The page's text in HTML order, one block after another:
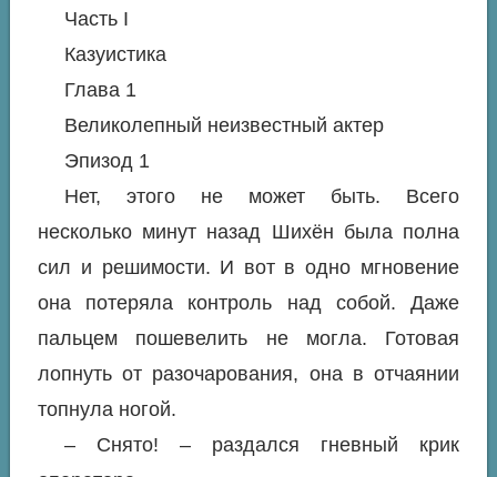
Часть I
Казуистика
Глава 1
Великолепный неизвестный актер
Эпизод 1
Нет, этого не может быть. Всего
несколько минут назад Шихён была полна
сил и решимости. И вот в одно мгновение
она потеряла контроль над собой. Даже
пальцем пошевелить не могла. Готовая
лопнуть от разочарования, она в отчаянии
топнула ногой.
– Снято! – раздался гневный крик